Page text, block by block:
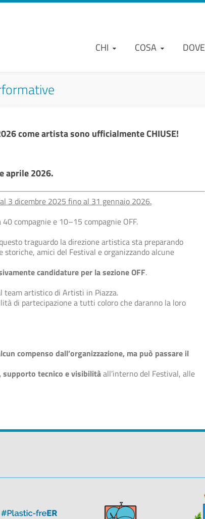
CHI COSA DOVE
come artista sono ufficialmente CHIUSE!
aprile 2026.
3 dicembre 2025 fino al 31 gennaio 2026.
compagnie e 10–15 compagnie OFF.
traguardo la direzione artistica sta preparando
storiche, amici del Festival e organizzando alcune
candidature per la sezione OFF.
team artistico di Artisti in Piazza.
di partecipazione a tutti coloro che daranno la loro
compenso dall’organizzazione, ma può passare il
tecnico e visibilitàall’interno del Festival, alle